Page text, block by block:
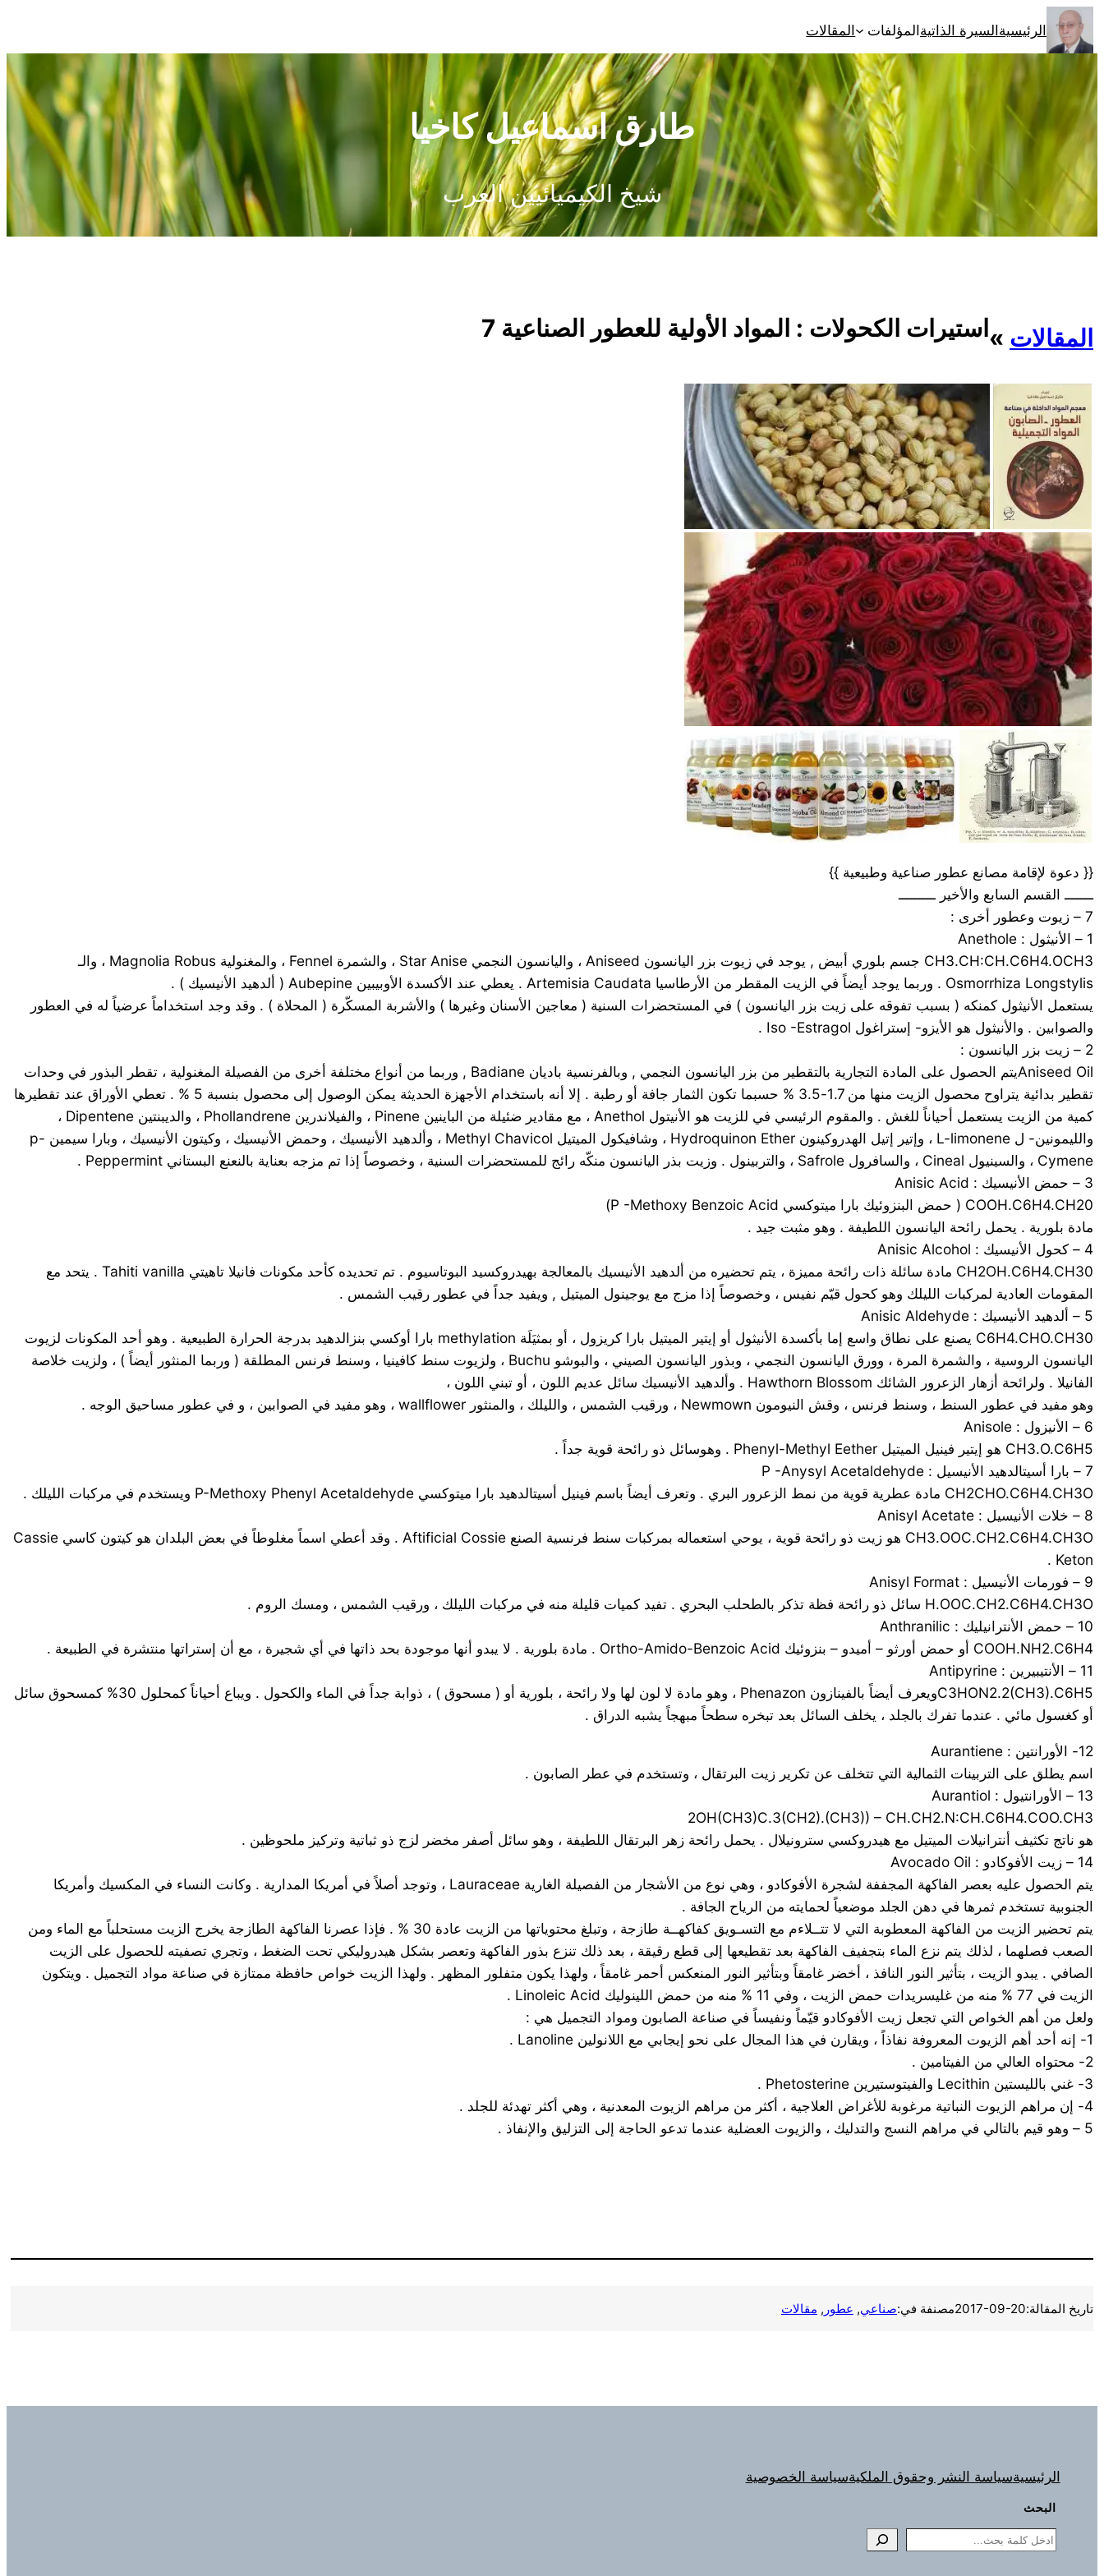
تخطى
إلى
المحتوى
الرئيسيةالسيرة الذاتيةالمؤلفات المقالات
طارق اسماعيل كاخيا
شيخ الكيميائيين العرب
المقالات »استيرات الكحولات : المواد الأولية للعطور الصناعية 7
{{ دعوة لإقامة مصانع عطور صناعية وطبيعية }}
ـــــــ القسم السابع والأخير ـــــــــ
7 – زيوت وعطور أخرى :
1 – الأنيثول : Anethole
CH3.CH:CH.C6H4.OCH3 جسم بلوري أبيض , يوجد في زيوت بزر اليانسون Aniseed ، واليانسون النجمي Star Anise ، والشمرة Fennel ، والمغنولية Magnolia Robus ، والـ
Osmorrhiza Longstylis . وربما يوجد أيضاً في الزيت المقطر من الأرطاسيا Artemisia Caudata . يعطي عند الأكسدة الأوبيبين Aubepine ( ألدهيد الأنيسيك ) .
يستعمل الأنيثول كمنكه ( بسبب تفوقه على زيت بزر اليانسون ) في المستحضرات السنية ( معاجين الأسنان وغيرها ) والأشربة المسكّرة ( المحلاة ) . وقد وجد استخداماً عرضياً له في العطور
والصوابين . والأنيثول هو الأيزو- إستراغول Iso -Estragol .
2 – زيت بزر اليانسون :
Aniseed Oilيتم الحصول على المادة التجارية بالتقطير من بزر اليانسون النجمي , وبالفرنسية باديان Badiane , وربما من أنواع مختلفة أخرى من الفصيلة المغنولية ، تقطر البذور في وحدات
تقطير بدائية يتراوح محصول الزيت منها من 1.7-3.5 % حسبما تكون الثمار جافة أو رطبة . إلا أنه باستخدام الأجهزة الحديثة يمكن الوصول إلى محصول بنسبة 5 % . تعطي الأوراق عند تقطيرها
كمية من الزيت يستعمل أحياناً للغش . والمقوم الرئيسي في للزيت هو الأنيتول Anethol ، مع مقادير ضئيلة من الباينين Pinene ، والفيلاندرين Phollandrene ، والديبنتين Dipentene ،
والليمونين- ل L-limonene ، وإتير إتيل الهدروكينون Hydroquinon Ether ، وشافيكول الميتيل Methyl Chavicol ، وألدهيد الأنيسيك ، وحمض الأنيسيك ، وكيتون الأنيسيك ، وبارا سيمين p-
Cymene ، والسينيول Cineal ، والسافرول Safrole ، والتربينول . وزيت بذر اليانسون منكّه رائج للمستحضرات السنية ، وخصوصاً إذا تم مزجه بعناية بالنعنع البستاني Peppermint .
3 – حمض الأنيسيك : Anisic Acid
COOH.C6H4.CH20 ( حمض البنزوئيك بارا ميتوكسي P -Methoxy Benzoic Acid)
مادة بلورية . يحمل رائحة اليانسون اللطيفة . وهو مثبت جيد .
4 – كحول الأنيسيك : Anisic Alcohol
CH2OH.C6H4.CH30 مادة سائلة ذات رائحة مميزة ، يتم تحضيره من ألدهيد الأنيسيك بالمعالجة بهيدروكسيد البوتاسيوم . تم تحديده كأحد مكونات فانيلا تاهيتي Tahiti vanilla . يتحد مع
المقومات العادية لمركبات الليلك وهو كحول قيّم نفيس ، وخصوصاً إذا مزج مع يوجينول الميتيل , ويفيد جداً في عطور رقيب الشمس .
5 – ألدهيد الأنيسيك : Anisic Aldehyde
C6H4.CHO.CH30 يصنع على نطاق واسع إما بأكسدة الأنيثول أو إيتير الميتيل بارا كريزول ، أو بمثيَلَة methylation بارا أوكسي بنزالدهيد بدرجة الحرارة الطبيعية . وهو أحد المكونات لزيوت
اليانسون الروسية ، والشمرة المرة ، وورق اليانسون النجمي ، وبذور اليانسون الصيني ، والبوشو Buchu ، ولزيوت سنط كافينيا ، وسنط فرنس المطلقة ( وربما المنثور أيضاً ) ، ولزيت خلاصة
الفانيلا . ولرائحة أزهار الزعرور الشائك Hawthorn Blossom . وألدهيد الأنيسيك سائل عديم اللون ، أو تبني اللون ،
وهو مفيد في عطور السنط ، وسنط فرنس ، وقش النيومون Newmown ، ورقيب الشمس ، والليلك ، والمنثور wallflower ، وهو مفيد في الصوابين ، و في عطور مساحيق الوجه .
6 – الأنيزول : Anisole
CH3.O.C6H5 هو إيتير فينيل الميتيل Phenyl-Methyl Eether . وهوسائل ذو رائحة قوية جداً .
7 – بارا أسيتالدهيد الأنيسيل : P -Anysyl Acetaldehyde
CH2CHO.C6H4.CH3O مادة عطرية قوية من نمط الزعرور البري . وتعرف أيضاً باسم فينيل أسيتالدهيد بارا ميتوكسي P-Methoxy Phenyl Acetaldehyde ويستخدم في مركبات الليلك .
8 – خلات الأنيسيل : Anisyl Acetate
CH3.OOC.CH2.C6H4.CH3O هو زيت ذو رائحة قوية ، يوحي استعماله بمركبات سنط فرنسية الصنع Aftificial Cossie . وقد أعطي اسماً مغلوطاً في بعض البلدان هو كيتون كاسي Cassie
Keton .
9 – فورمات الأنيسيل : Anisyl Format
H.OOC.CH2.C6H4.CH3O سائل ذو رائحة فظة تذكر بالطحلب البحري . تفيد كميات قليلة منه في مركبات الليلك ، ورقيب الشمس ، ومسك الروم .
10 – حمض الأنترانيليك : Anthranilic
COOH.NH2.C6H4 أو حمض أورثو – أميدو – بنزوئيك Ortho-Amido-Benzoic Acid . مادة بلورية . لا يبدو أنها موجودة بحد ذاتها في أي شجيرة ، مع أن إستراتها منتشرة في الطبيعة .
11 – الأنتيبيرين : Antipyrine
C3HON2.2(CH3).C6H5ويعرف أيضاً بالفينازون Phenazon ، وهو مادة لا لون لها ولا رائحة ، بلورية أو ( مسحوق ) ، ذوابة جداً في الماء والكحول . ويباع أحياناً كمحلول 30% كمسحوق سائل
أو كغسول مائي . عندما تفرك بالجلد ، يخلف السائل بعد تبخره سطحاً مبهجاً يشبه الدراق .
12- الأورانتين : Aurantiene
اسم يطلق على التربينات الثمالية التي تتخلف عن تكرير زيت البرتقال ، وتستخدم في عطر الصابون .
13 – الأورانتيول : Aurantiol
2OH(CH3)C.3(CH2).(CH3)) – CH.CH2.N:CH.C6H4.COO.CH3
هو ناتج تكثيف أنترانيلات الميتيل مع هيدروكسي سترونيلال . يحمل رائحة زهر البرتقال اللطيفة ، وهو سائل أصفر مخضر لزج ذو ثباتية وتركيز ملحوظين .
14 – زيت الأفوكادو : Avocado Oil
يتم الحصول عليه بعصر الفاكهة المجففة لشجرة الأفوكادو ، وهي نوع من الأشجار من الفصيلة الغارية Lauraceae ، وتوجد أصلاً في أمريكا المدارية . وكانت النساء في المكسيك وأمريكا
الجنوبية تستخدم ثمرها في دهن الجلد موضعياً لحمايته من الرياح الجافة .
يتم تحضير الزيت من الفاكهة المعطوبة التي لا تتــلاءم مع التسـويق كفاكهــة طازجة ، وتبلغ محتوياتها من الزيت عادة 30 % . فإذا عصرنا الفاكهة الطازجة يخرج الزيت مستحلباً مع الماء ومن
الصعب فصلهما ، لذلك يتم نزع الماء بتجفيف الفاكهة بعد تقطيعها إلى قطع رقيقة ، بعد ذلك تنزع بذور الفاكهة وتعصر بشكل هيدروليكي تحت الضغط ، وتجري تصفيته للحصول على الزيت
الصافي . يبدو الزيت ، بتأثير النور النافذ ، أخضر غامقاً وبتأثير النور المنعكس أحمر غامقاً ، ولهذا يكون متفلور المظهر . ولهذا الزيت خواص حافظة ممتازة في صناعة مواد التجميل . ويتكون
الزيت في 77 % منه من غليسريدات حمض الزيت ، وفي 11 % منه من حمض اللينوليك Linoleic Acid .
ولعل من أهم الخواص التي تجعل زيت الأفوكادو قيّماً ونفيساً في صناعة الصابون ومواد التجميل هي :
1- إنه أحد أهم الزيوت المعروفة نفاذاً ، ويقارن في هذا المجال على نحو إيجابي مع اللانولين Lanoline .
2- محتواه العالي من الفيتامين .
3- غني بالليستين Lecithin والفيتوستيرين Phetosterine .
4- إن مراهم الزيوت النباتية مرغوبة للأغراض العلاجية ، أكثر من مراهم الزيوت المعدنية ، وهي أكثر تهدئة للجلد .
5 – وهو قيم بالتالي في مراهم النسج والتدليك ، والزيوت العضلية عندما تدعو الحاجة إلى التزليق والإنفاذ .
تاريخ المقالة:2017-09-20مصنفة في:صناعي, عطور , مقالات
الرئيسيةسياسة النشر وحقوق الملكيةسياسة الخصوصية
البحث
Search